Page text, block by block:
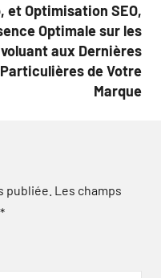
et Optimisation SEO,
Optimale sur les
aux Dernières
de Votre
Marque
publiée. Les champs
*